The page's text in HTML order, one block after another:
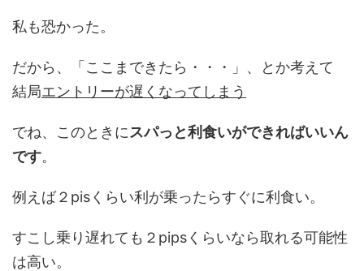
私も恐かった。
だから、「ここまできたら・・・」、とか考えて
結局エントリーが遅くなってしまう
でね、このときにスパっと利食いができればいいん
です。
例えば２pisくらい利が乗ったらすぐに利食い。
すこし乗り遅れても２pipsくらいなら取れる可能性
は高い。